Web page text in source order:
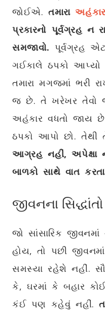
જોઈએ. તમારા
પ્રકારનો પૂર્વગ્રહ ન
સમજાવો. પૂર્વગ્રહ
ગઈકાલે ઠપકો
તમારા મગજમાં ભરી
જ છે. તે ખરેખર તેવો
અહંકાર વધતો જાય
ઠપકો આપો છો.
આગ્રહ નહીં,અપેક્ષા
બાળકો સાથે વાત
જીવનના સિદ્ધાંતો
જો સાંસારિક જીવનમાં
હોય, તો પછી
સમસ્યા રહેશે નહીં.
કે, ઘરમાં કે બહાર
કંઈ પણ કહેવું નહીં.